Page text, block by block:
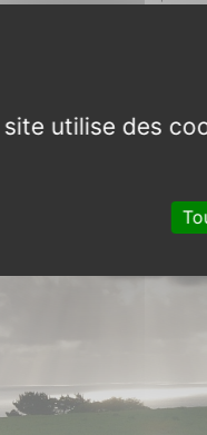
longe la mer, le
il y a un petit
site utilise des